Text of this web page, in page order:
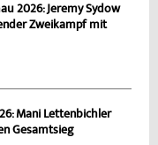
2026: Jeremy Sydow
Zweikampf mit
Mani Lettenbichler
Gesamtsieg